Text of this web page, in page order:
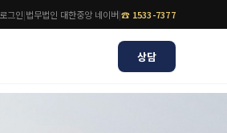
로그인|법무법인 대한중앙 네이버|☎ 1533-7377
상담